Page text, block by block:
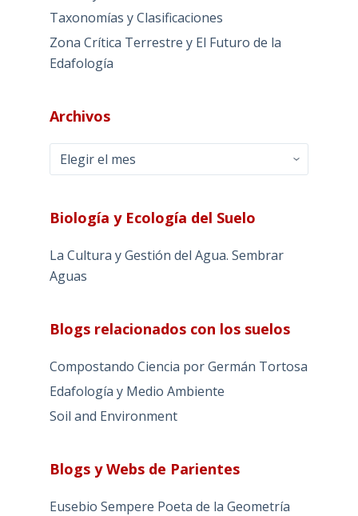
Taxonomías y Clasificaciones
Zona Crítica Terrestre y El Futuro de la
Edafología
Archivos
Archivos
Biología y Ecología del Suelo
La Cultura y Gestión del Agua. Sembrar
Aguas
Blogs relacionados con los suelos
Compostando Ciencia por Germán Tortosa
Edafología y Medio Ambiente
Soil and Environment
Blogs y Webs de Parientes
Eusebio Sempere Poeta de la Geometría